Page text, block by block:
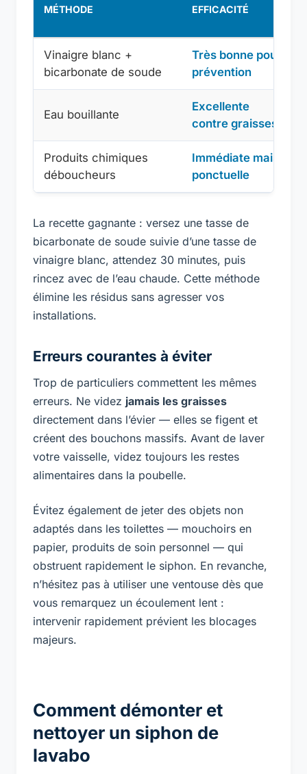
MÉTHODE EFFICACITÉ
Vinaigre blanc +
bicarbonate de soude
Très bonne pour
prévention
Eau bouillante
Excellente
contre graisses
Produits chimiques
déboucheurs
Immédiate mais
ponctuelle
La recette gagnante : versez une tasse de
bicarbonate de soude suivie d’une tasse de
vinaigre blanc, attendez 30 minutes, puis
rincez avec de l’eau chaude. Cette méthode
élimine les résidus sans agresser vos
installations.
Erreurs courantes à éviter
Trop de particuliers commettent les mêmes
erreurs. Ne videz jamais les graisses
directement dans l’évier — elles se figent et
créent des bouchons massifs. Avant de laver
votre vaisselle, videz toujours les restes
alimentaires dans la poubelle.
Évitez également de jeter des objets non
adaptés dans les toilettes — mouchoirs en
papier, produits de soin personnel — qui
obstruent rapidement le siphon. En revanche,
n’hésitez pas à utiliser une ventouse dès que
vous remarquez un écoulement lent :
intervenir rapidement prévient les blocages
majeurs.
Comment démonter et
nettoyer un siphon de
lavabo